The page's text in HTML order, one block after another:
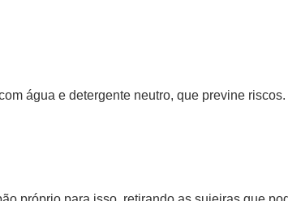
água e detergente neutro, que previne